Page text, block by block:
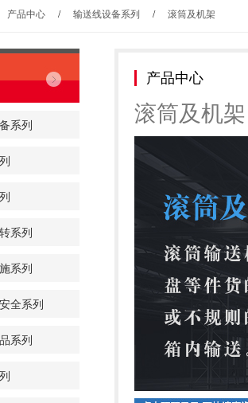
产品中心 / 输送线设备系列 / 滚筒及机架
系列
系列
系列
全系列
系列
产品中心
滚筒及机架